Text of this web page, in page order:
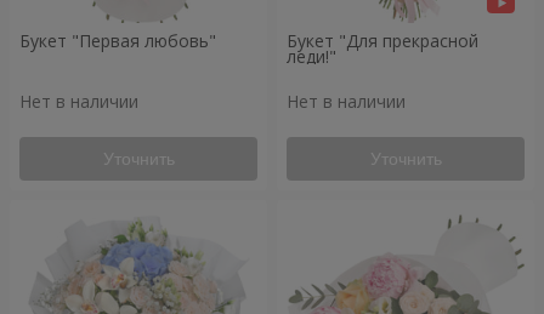
Букет "Первая любовь"
Нет в наличии
Уточнить
Букет "Для прекрасной
леди!"
Нет в наличии
Уточнить